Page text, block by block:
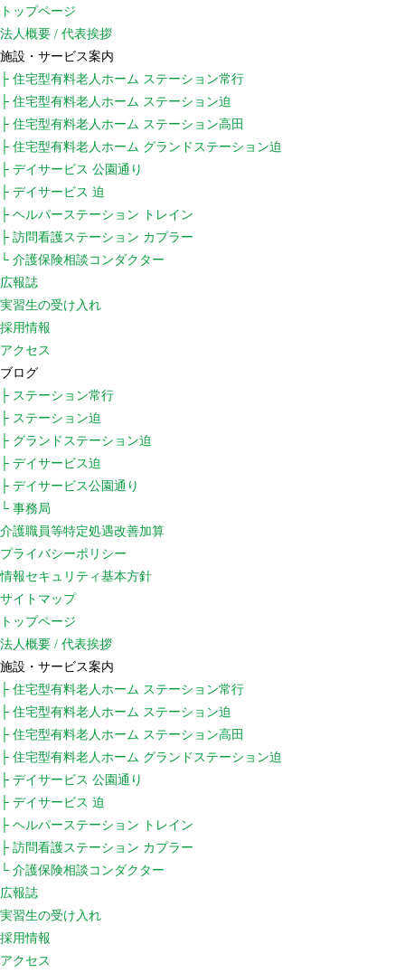
トップページ
法人概要 / 代表挨拶
施設・サービス案内
├ 住宅型有料老人ホーム ステーション常行
├ 住宅型有料老人ホーム ステーション迫
├ 住宅型有料老人ホーム ステーション高田
├ 住宅型有料老人ホーム グランドステーション迫
├ デイサービス 公園通り
├ デイサービス 迫
├ ヘルパーステーション トレイン
├ 訪問看護ステーション カプラー
└ 介護保険相談コンダクター
広報誌
実習生の受け入れ
採用情報
アクセス
ブログ
├ ステーション常行
├ ステーション迫
├ グランドステーション迫
├ デイサービス迫
├ デイサービス公園通り
└ 事務局
介護職員等特定処遇改善加算
プライバシーポリシー
情報セキュリティ基本方針
サイトマップ
トップページ
法人概要 / 代表挨拶
施設・サービス案内
├ 住宅型有料老人ホーム ステーション常行
├ 住宅型有料老人ホーム ステーション迫
├ 住宅型有料老人ホーム ステーション高田
├ 住宅型有料老人ホーム グランドステーション迫
├ デイサービス 公園通り
├ デイサービス 迫
├ ヘルパーステーション トレイン
├ 訪問看護ステーション カプラー
└ 介護保険相談コンダクター
広報誌
実習生の受け入れ
採用情報
アクセス